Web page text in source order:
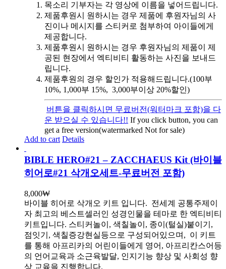
목소리 기부자는 각 영상에 이름을 넣어드립니다.
제품후원시 원하시는 경우 제품에 후원자님의 사
진이나 메시지를 스티커로 첨부하여 아이들에게
제공합니다.
제품후원시 원하시는 경우 후원자님의 제품이 제
공된 현장에서 엑티비티 활동하는 사진을 보내드
립니다.
제품후원의 경우 할인가 적용해드립니다.(100부
10%, 1,000부 15%, 3,000부이상 20%할인)
버튼을 클릭하시면 무료버전(워터마크 포함)을 다
운 받으실 수 있습니다!! If you click button, you can
get a free version(watermarked Not for sale)
Add to cart Details
BIBLE HERO#21 – ZACCHAEUS Kit (바이블
히어로#21 삭개오세트-무료버전 포함)
8,000₩
바이블 히어로 삭개오 키트 입니다. 전세계 공통주제이
자 최고의 베스트셀러인 성경인물을 테마로 한 엑티비티
키트입니다. 스티커놀이, 색칠놀이, 종이(털실)붙이기,
점잇기, 색칠증강현실등으로 구성되어있으며, 이 키트
를 통해 아프리카의 어린이들에게 영어, 아프리칸스어등
의 언어교육과 소근육발달, 인지기능 향상 및 사회성 향
상 교육을 진행합니다.